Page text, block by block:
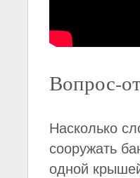
Вопрос-
Насколько
сооружать
одной